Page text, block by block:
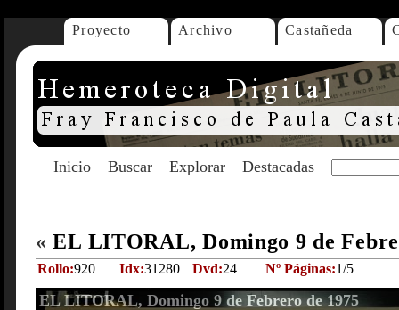
Proyecto Archivo Castañeda
Inicio Buscar Explorar Destacadas
« EL LITORAL, Domingo 9 de
Rollo:920 Idx:31280 Dvd:24 Nº Páginas:1/5
EL LITORAL, Domingo 9 de Febrero de 1975